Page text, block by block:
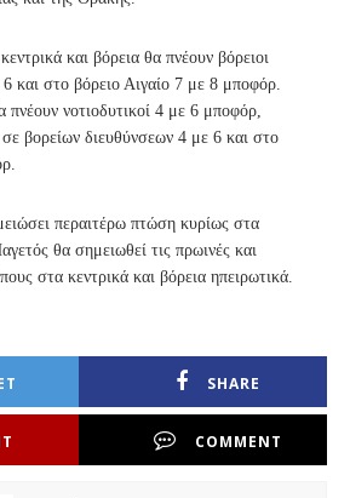
και βόρεια θα πνέουν βόρειοι
6 και στο βόρειο Αιγαίο 7 με 8 μποφόρ.
νοτιοδυτικοί 4 με 6 μποφόρ,
βορείων διευθύνσεων 4 με 6 και στο
περαιτέρω πτώση κυρίως στα
θα σημειωθεί τις πρωινές και
στα κεντρικά και βόρεια ηπειρωτικά.
SHARE
COMMENT